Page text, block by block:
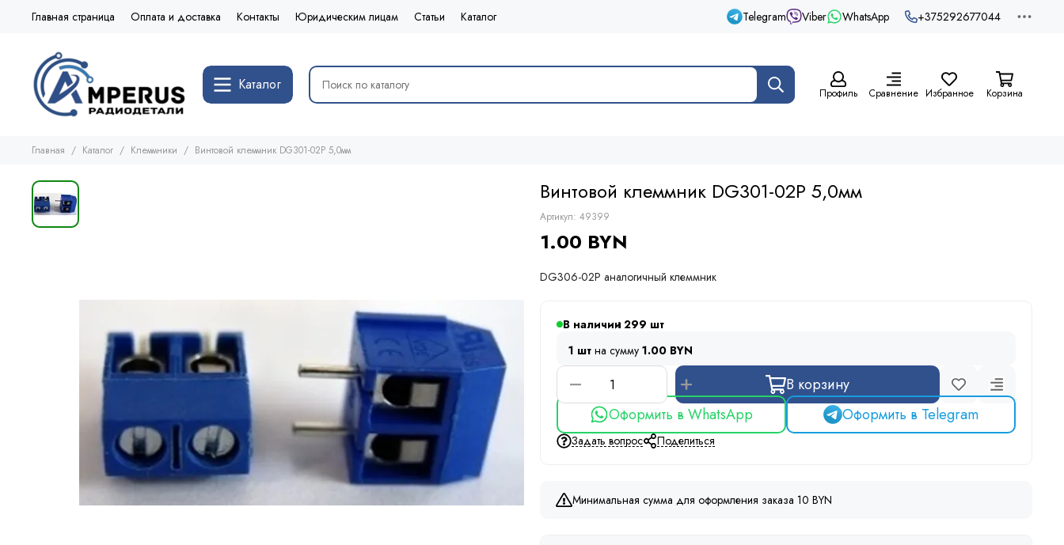
Главная страница Оплата и доставка Контакты Юридическим лицам Статьи Каталог Telegram Viber WhatsApp +375292677044
Каталог Профиль Сравнение Избранное Корзина
Главная Каталог Клеммники Винтовой клеммник DG301-02P 5,0мм
Винтовой клеммник DG301-02P 5,0мм
Артикул: 49399
1.00 BYN
DG306-02P аналогичный клеммник
В наличии 299
1 шт на сумму 1.00 BYN
В корзину
Оформить в WhatsApp
Оформить в Telegram
Задать вопрос Поделиться
Минимальная сумма для оформления заказа 10 BYN